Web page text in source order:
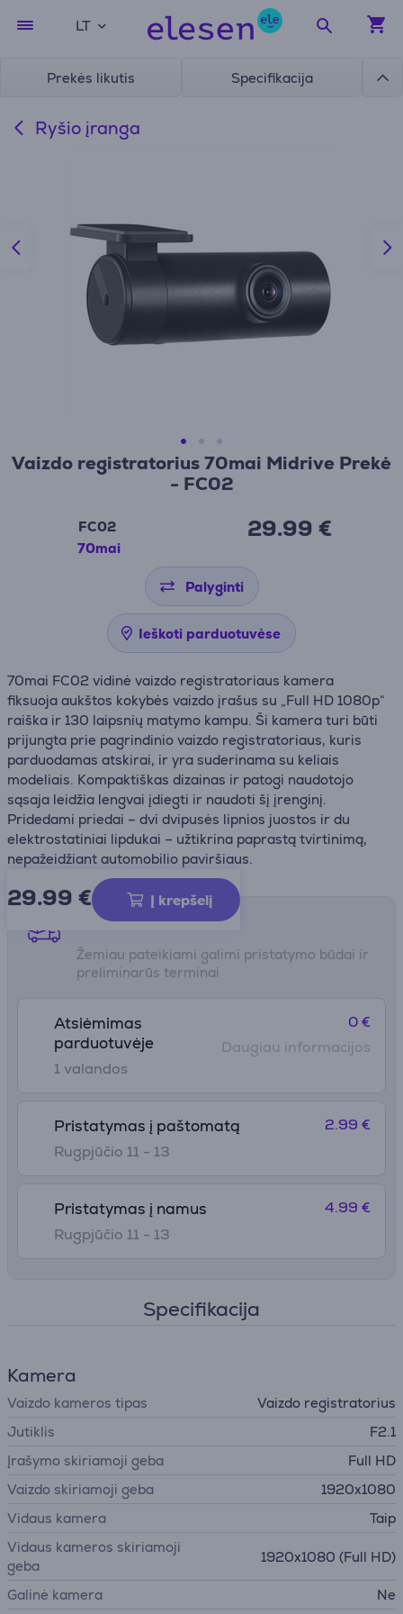
LT
Prekės likutis Specifikacija
Ryšio įranga
Vaizdo registratorius 70mai Midrive Prekė
- FC02
FC02
70mai
29.99 €
Palyginti
Ieškoti parduotuvėse
70mai FC02 vidinė vaizdo registratoriaus kamera
fiksuoja aukštos kokybės vaizdo įrašus su „Full HD 1080p“
raiška ir 130 laipsnių matymo kampu. Ši kamera turi būti
prijungta prie pagrindinio vaizdo registratoriaus, kuris
parduodamas atskirai, ir yra suderinama su keliais
modeliais. Kompaktiškas dizainas ir patogi naudotojo
sąsaja leidžia lengvai įdiegti ir naudoti šį įrenginį.
Pridedami priedai – dvi dvipusės lipnios juostos ir du
elektrostatiniai lipdukai – užtikrina paprastą tvirtinimą,
nepažeidžiant automobilio paviršiaus.
29.99 € Į krepšelį
Pristatymo būdai
Žemiau pateikiami galimi pristatymo būdai ir
preliminarūs terminai
Atsiėmimas
parduotuvėje
1 valandos
0 €
Daugiau informacijos
Pristatymas į paštomatą
Rugpjūčio 11 - 13
2.99 €
Pristatymas į namus
Rugpjūčio 11 - 13
4.99 €
Specifikacija
Kamera
Vaizdo kameros tipas
Vaizdo registratorius
Jutiklis
F2.1
Įrašymo skiriamoji geba
Full HD
Vaizdo skiriamoji geba
1920x1080
Vidaus kamera
Taip
Vidaus kameros skiriamoji
geba
1920x1080 (Full HD)
Galinė kamera Ne